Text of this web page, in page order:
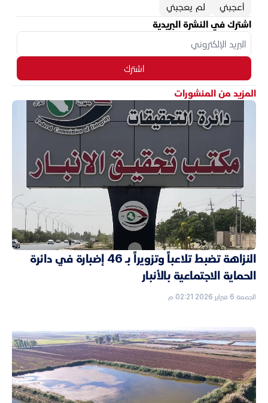
أعجبني
لم يعجبني
اشترك في النشرة البريدية
اشترك
المزيد من المنشورات
النزاهة تضبط تلاعباً وتزويراً بـ 46 إضبارة في دائرة
الحماية الاجتماعية بالأنبار
الجمعة 6 فبراير 2026 02:21 م